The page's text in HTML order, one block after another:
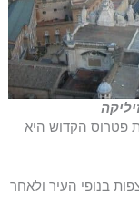
פטרוס הקדוש היא
בנופי העיר ולאחר